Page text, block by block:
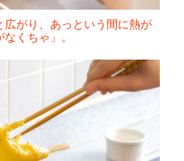
がり、あっという間に熱が
くちゃ」。